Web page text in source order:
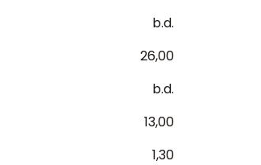
b.d.
26,00
b.d.
13,00
1,30